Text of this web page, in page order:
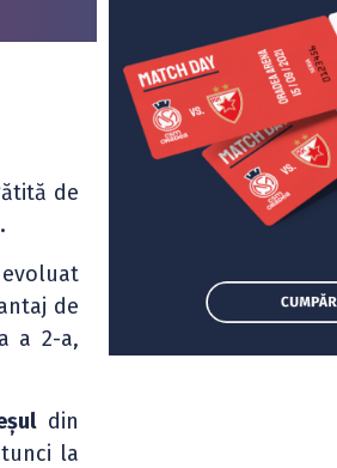
de
evoluat
de
a 2-a,
din
la